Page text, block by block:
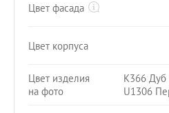
Цвет фасада
Цвет корпуса
Цвет изделия
на фото
К366
U1306